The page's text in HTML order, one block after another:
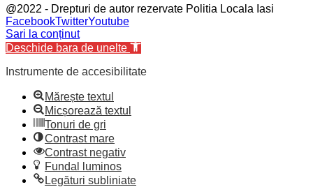
@2022 - Drepturi de autor rezervate Politia Locala Iasi
FacebookTwitterYoutube
Sari la conținut
Deschide bara de unelte
Instrumente de accesibilitate
Mărește textul
Micșorează textul
Tonuri de gri
Contrast mare
Contrast negativ
Fundal luminos
Legături subliniate